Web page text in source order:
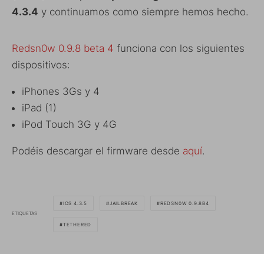
4.3.4 y continuamos como siempre hemos hecho.
Redsn0w 0.9.8 beta 4 funciona con los siguientes
dispositivos:
iPhones 3Gs y 4
iPad (1)
iPod Touch 3G y 4G
Podéis descargar el firmware desde aquí.
ETIQUETAS
IOS 4.3.5 JAILBREAK REDSN0W 0.9.8B4
TETHERED